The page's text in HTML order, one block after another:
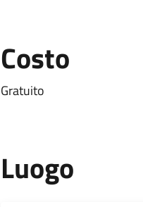
Costo
Gratuito
Luogo